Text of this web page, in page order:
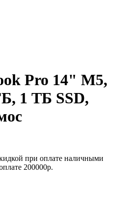
Pro 14" M5,
1 ТБ SSD,
при оплате наличными
200000р.